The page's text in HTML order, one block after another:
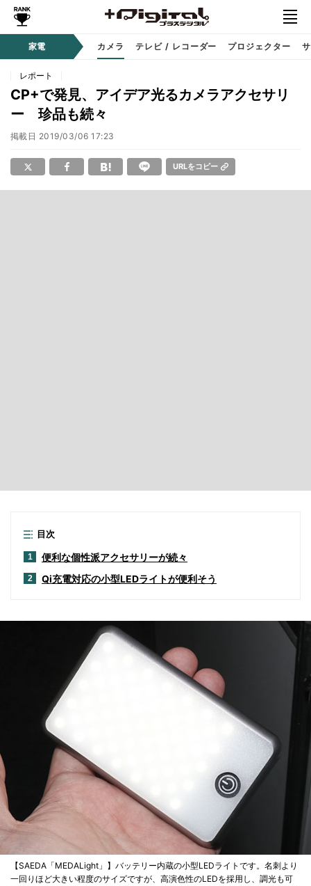
家電 カメラ テレビ / レコーダー プロジェクター
レポート
CP+で発見、アイデア光るカメラアクセサリ
ー 珍品も続々
掲載日 2019/03/06 17:23
URLをコピー
目次
1 便利な個性派アクセサリーが続々
2 Qi充電対応の小型LEDライトが便利そう
【SAEDA「MEDALight」】バッテリー内蔵の小型LEDライトです。名刺より
一回りほど大きい程度のサイズですが、高演色性のLEDを採用し、調光も可